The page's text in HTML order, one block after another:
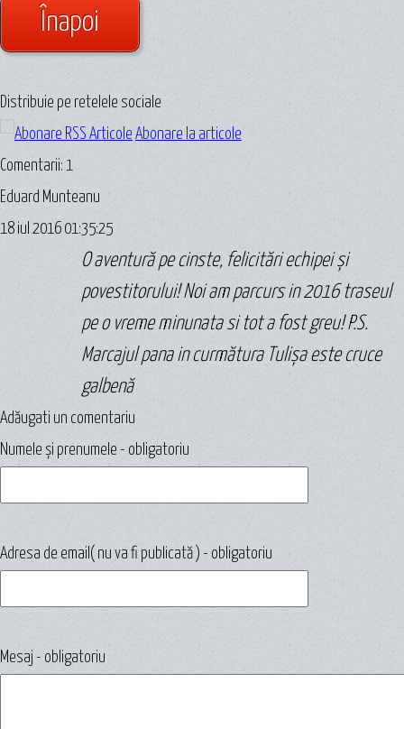
Înapoi
Distribuie pe retelele sociale
Abonare la articole
Comentarii: 1
Eduard Munteanu
18 iul 2016 01:35:25
O aventură pe cinste, felicitări echipei și
povestitorului! Noi am parcurs in 2016 traseul
pe o vreme minunata si tot a fost greu! P.S.
Marcajul pana in curmătura Tulișa este cruce
galbenă
Adăugati un comentariu
Numele și prenumele - obligatoriu
Adresa de email( nu va fi publicată ) - obligatoriu
Mesaj - obligatoriu